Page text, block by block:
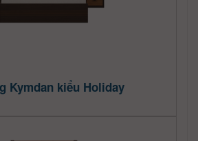
Kymdan kiểu Holiday